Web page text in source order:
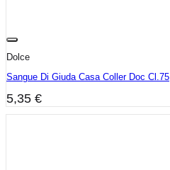
Dolce
Sangue Di Giuda Casa Coller Doc Cl.75
5,35 €